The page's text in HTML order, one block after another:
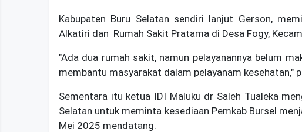
Kabupaten Buru Selatan sendiri lanjut Gerson,
Alkatiri dan Rumah Sakit Pratama di Desa Fogy,
"Ada dua rumah sakit, namun pelayanannya belum
membantu masyarakat dalam pelayanam kesehatan,"
Sementara itu ketua IDI Maluku dr Saleh Tualeka
Selatan untuk meminta kesediaan Pemkab Bursel
Mei 2025 mendatang.